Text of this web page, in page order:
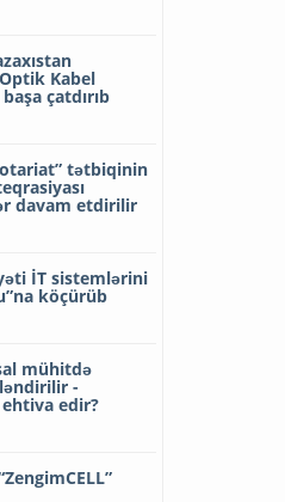
Kabel
çatdırıb
tətbiqinin
davam etdirilir
İT sistemlərini
köçürüb
mühitdə
-
edir?